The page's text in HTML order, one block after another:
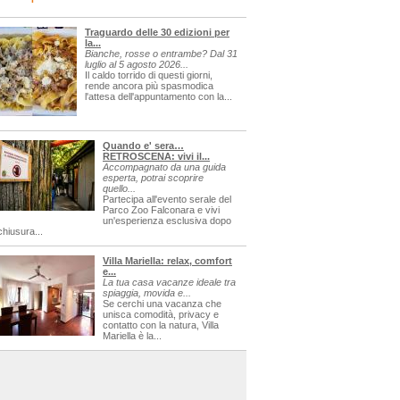
Traguardo delle 30 edizioni per
la...
Bianche, rosse o entrambe? Dal 31
luglio al 5 agosto 2026...
Il caldo torrido di questi giorni,
rende ancora più spasmodica
l'attesa dell'appuntamento con la...
Quando e' sera…
RETROSCENA: vivi il...
Accompagnato da una guida
esperta, potrai scoprire
quello...
Partecipa all'evento serale del
Parco Zoo Falconara e vivi
un'esperienza esclusiva dopo
Villa Mariella: relax, comfort
e...
La tua casa vacanze ideale tra
spiaggia, movida e...
Se cerchi una vacanza che
unisca comodità, privacy e
contatto con la natura, Villa
Mariella è la...